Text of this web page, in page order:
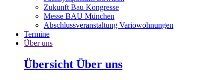
Zukunft Bau Kongresse
Messe BAU München
Abschlussveranstaltung Variowohnungen
Termine
Über uns
Übersicht Über uns